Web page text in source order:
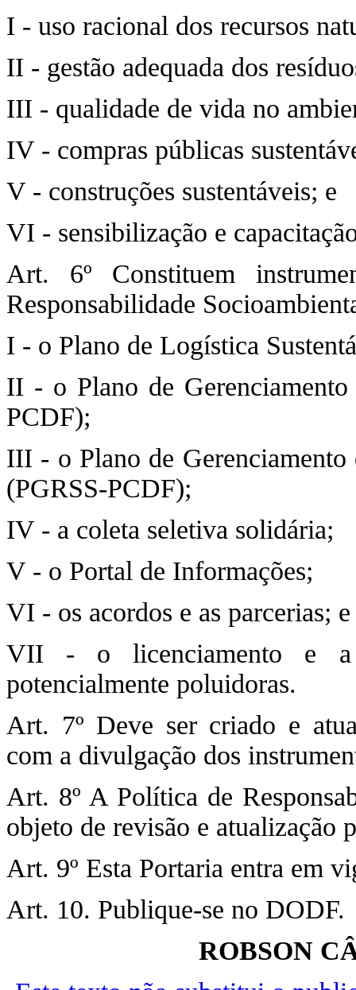
I - uso racional dos recursos
II - gestão adequada dos
III - qualidade de vida no
IV - compras públicas
V - construções sustentáveis; e
VI - sensibilização e
Art. 6º Constituem
Responsabilidade
I - o Plano de Logística
II - o Plano de
PCDF);
III - o Plano de
(PGRSS-PCDF);
IV - a coleta seletiva solidária;
V - o Portal de Informações;
VI - os acordos e as parcerias; e
VII - o licenciamento e a
potencialmente poluidoras.
Art. 7º Deve ser criado e
com a divulgação dos
Art. 8º A Política de
objeto de revisão e atualização
Art. 9º Esta Portaria entra em
Art. 10. Publique-se no DODF.
ROBSON